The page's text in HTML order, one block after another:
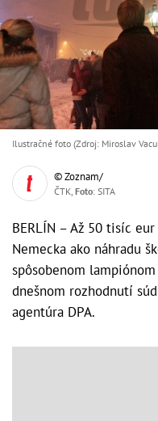
Ilustračné foto (Zdroj: Miroslav
© Zoznam/
ČTK, Foto: SITA
BERLÍN – Až 50 tisíc
Nemecka ako náhradu
spôsobenom
dnešnom rozhodnutí
agentúra DPA.